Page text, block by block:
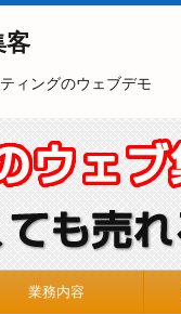
客
ィングのウェブデモ
業務内容